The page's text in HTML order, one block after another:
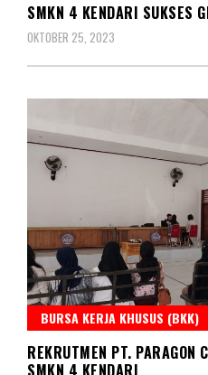
SMKN 4 KENDARI SUKSES
OKTOBER 25, 2023
BURSA KERJA KHUSUS (BKK)
REKRUTMEN PT. PARAGON